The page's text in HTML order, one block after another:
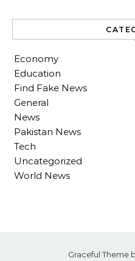
Economy
Education
Find Fake News
General
News
Pakistan News
Tech
Uncategorized
World News
Graceful Theme